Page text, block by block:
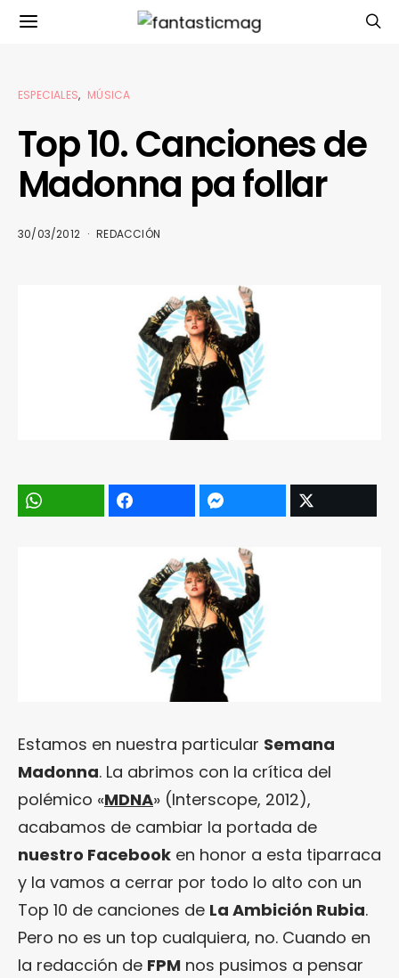
ESPECIALES MÚSICA
Top 10. Canciones de
Madonna pa follar
30/03/2012 REDACCIÓN
Estamos en nuestra particular Semana
Madonna. La abrimos con la crítica del
polémico «MDNA» (Interscope, 2012),
acabamos de cambiar la portada de
nuestro Facebook en honor a esta tiparraca
y la vamos a cerrar por todo lo alto con un
Top 10 de canciones de La Ambición Rubia.
Pero no es un top cualquiera, no. Cuando en
la redacción de FPM nos pusimos a pensar